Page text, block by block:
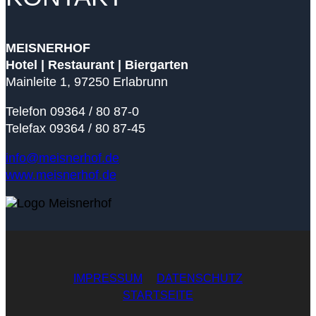
MEISNERHOF
Hotel | Restaurant | Biergarten
Mainleite 1, 97250 Erlabrunn
Telefon 09364 / 80 87-0
Telefax 09364 / 80 87-45
info@meisnerhof.de
www.meisnerhof.de
IMPRESSUM
DATENSCHUTZ
STARTSEITE